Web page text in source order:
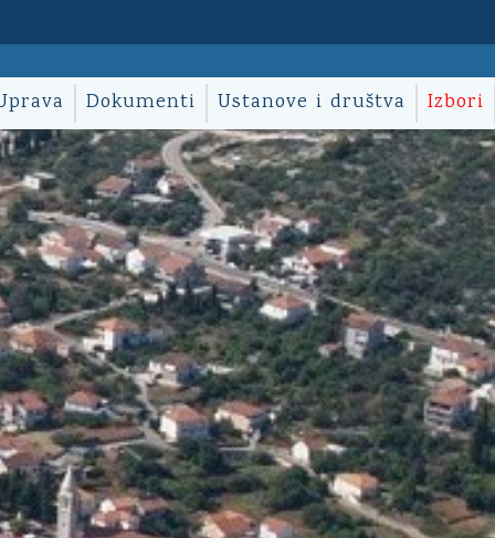
Dokumenti Ustanove i društva Izbori